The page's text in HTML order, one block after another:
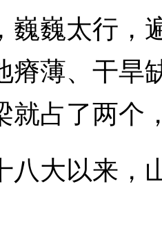
巍太行，
瘠薄、干旱
就占了两个
大以来，